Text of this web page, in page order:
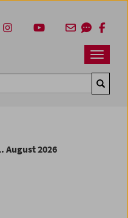
Navbar
August 2026